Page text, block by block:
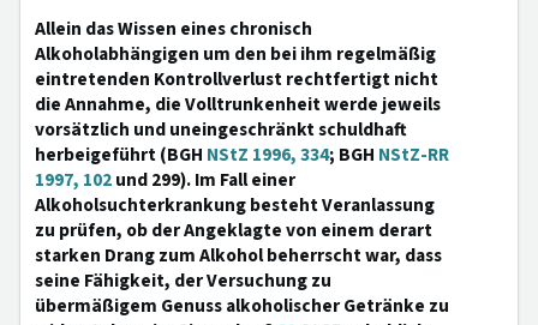
Allein das Wissen eines chronisch
Alkoholabhängigen um den bei ihm regelmäßig
eintretenden Kontrollverlust rechtfertigt nicht
die Annahme, die Volltrunkenheit werde jeweils
vorsätzlich und uneingeschränkt schuldhaft
herbeigeführt (BGH NStZ 1996, 334; BGH NStZ-RR
1997, 102und 299). Im Fall einer
Alkoholsuchterkrankung besteht Veranlassung
zu prüfen, ob der Angeklagte von einem derart
starken Drang zum Alkohol beherrscht war, dass
seine Fähigkeit, der Versuchung zu
übermäßigem Genuss alkoholischer Getränke zu